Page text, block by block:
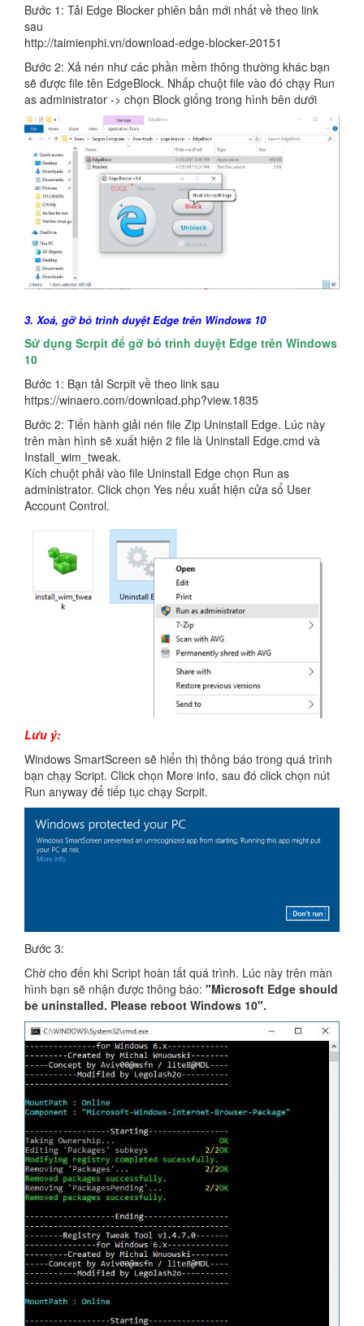
Bước 1: Tải Edge Blocker phiên bản mới nhất về theo link
sau
http://taimienphi.vn/download-edge-blocker-20151
Bước 2: Xả nén như các phần mềm thông thường khác bạn
sẽ được file tên EdgeBlock. Nhấp chuột file vào đó chạy Run
as administrator -> chọn Block giống trong hình bên dưới
3. Xoá, gỡ bỏ trình duyệt Edge trên Windows 10
Sử dụng Scrpit để gỡ bỏ trình duyệt Edge trên Windows
10
Bước 1: Bạn tải Scrpit về theo link sau
https://winaero.com/download.php?view.1835
Bước 2: Tiến hành giải nén file Zip Uninstall Edge. Lúc này
trên màn hình sẽ xuất hiện 2 file là Uninstall Edge.cmd và
Install_wim_tweak.
Kích chuột phải vào file Uninstall Edge chọn Run as
administrator. Click chọn Yes nếu xuất hiện cửa sổ User
Account Control.
Lưu ý:
Windows SmartScreen sẽ hiển thị thông báo trong quá trình
bạn chạy Script. Click chọn More info, sau đó click chọn nút
Run anyway để tiếp tục chạy Scrpit.
Bước 3:
Chờ cho đến khi Script hoàn tất quá trình. Lúc này trên màn
hình bạn sẽ nhận được thông báo: "Microsoft Edge should
be uninstalled. Please reboot Windows 10".